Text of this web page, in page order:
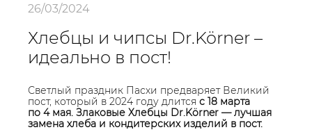
26/03/2024
Хлебцы и чипсы Dr.Körner –
идеально в пост!
Светлый праздник Пасхи предваряет Великий
пост, который в 2024 году длится с 18 марта
по 4 мая. Злаковые Хлебцы Dr.Körner — лучшая
замена хлеба и кондитерских изделий в пост.